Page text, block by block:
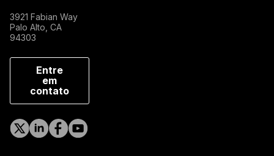
3921 Fabian Way
Palo Alto, CA
94303
Entre
em
contato